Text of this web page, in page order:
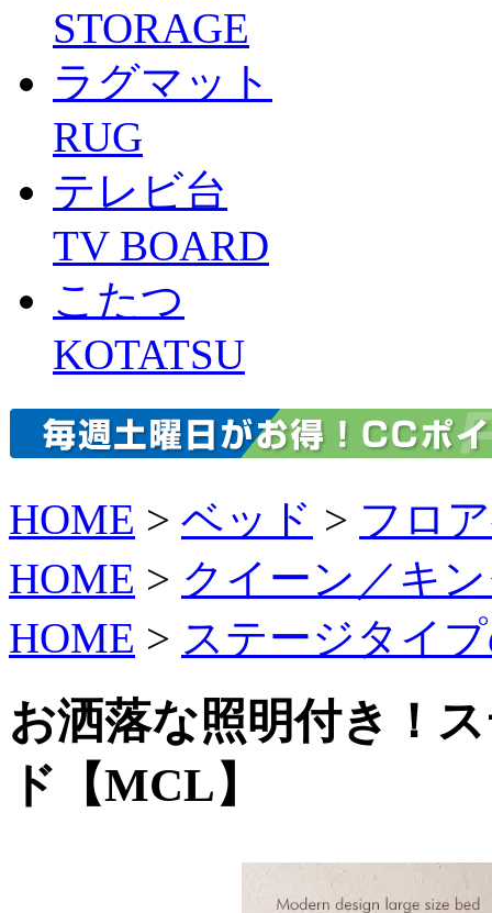
STORAGE
ラグマット
RUG
テレビ台
TV BOARD
こたつ
KOTATSU
HOME > ベッド > フロ
HOME > クイーン／キ
HOME > ステージタイ
お洒落な照明付き！
ド【MCL】